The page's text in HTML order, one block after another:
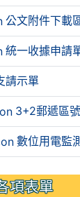
公文附件下載
統一收據申請
請示單
3+2郵遞區
數位用電監
項表單